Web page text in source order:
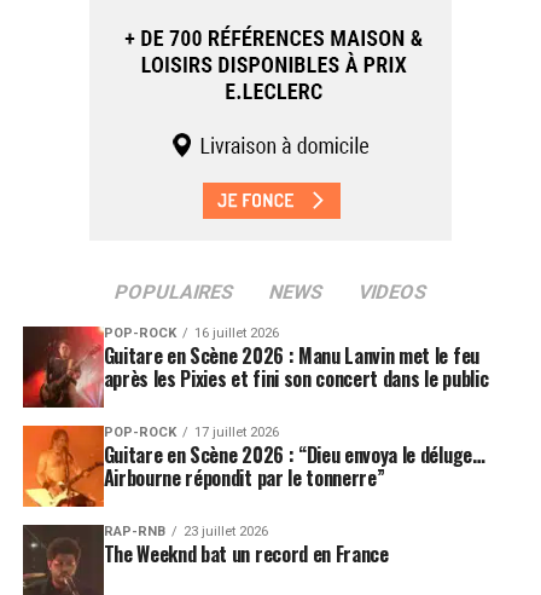
POPULAIRES NEWS VIDEOS
POP-ROCK 16 juillet 2026
Guitare en Scène 2026 : Manu Lanvin met le feu
après les Pixies et fini son concert dans le public
POP-ROCK 17 juillet 2026
Guitare en Scène 2026 : “Dieu envoya le déluge…
Airbourne répondit par le tonnerre”
RAP-RNB 23 juillet 2026
The Weeknd bat un record en France